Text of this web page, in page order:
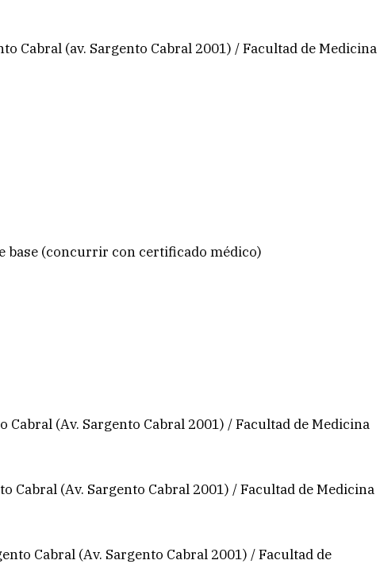
Cabral (av. Sargento Cabral 2001) / Facultad de Medicina
base (concurrir con certificado médico)
Cabral (Av. Sargento Cabral 2001) / Facultad de Medicina
Cabral (Av. Sargento Cabral 2001) / Facultad de Medicina
Cabral (Av. Sargento Cabral 2001) / Facultad de